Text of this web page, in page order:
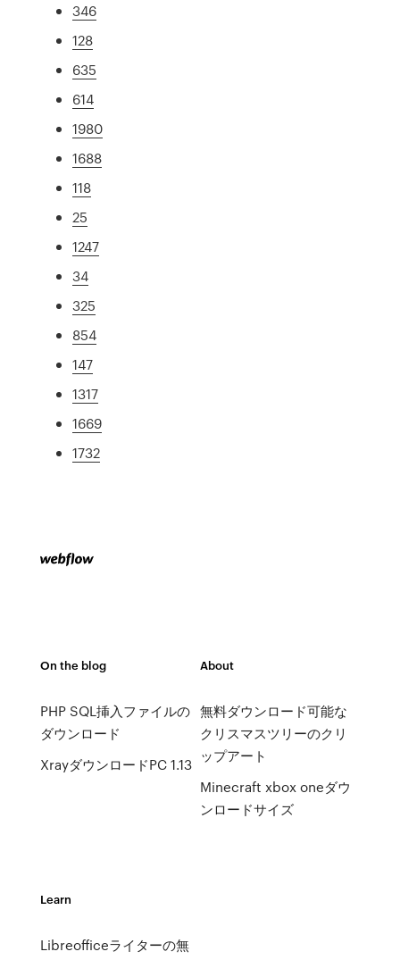
346
128
635
614
1980
1688
118
25
1247
34
325
854
147
1317
1669
1732
On the blog
PHP SQL挿入ファイルの
ダウンロード
XrayダウンロードPC 1.13
About
無料ダウンロード可能な
クリスマスツリーのクリ
ップアート
Minecraft xbox oneダウ
ンロードサイズ
Learn
Libreofficeライターの無